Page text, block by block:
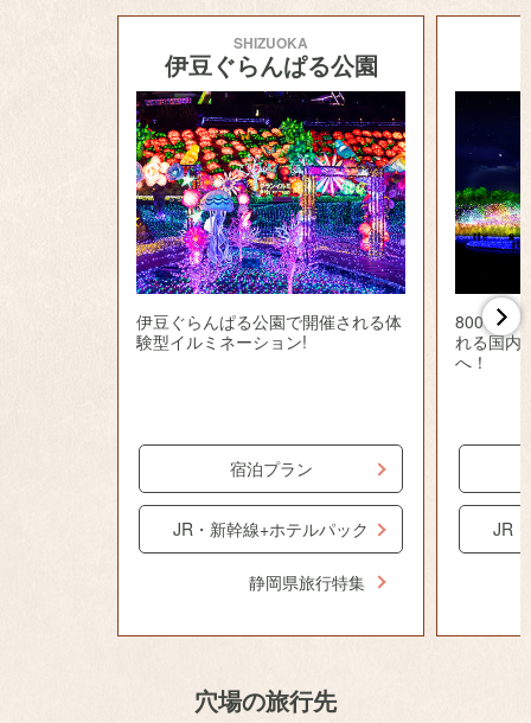
SHIZUOKA
伊豆ぐらんぱる公園
伊豆ぐらんぱる公園で開催される体
験型イルミネーション!
宿泊プラン
JR・新幹線+ホテルパック
静岡県旅行特集
8000坪
れる国内
へ！
JR
穴場の旅行先